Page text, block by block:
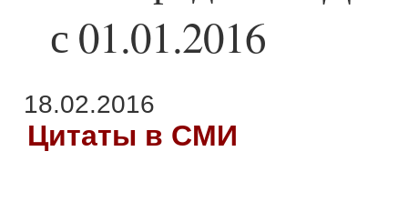
с 01.01.2016
18.02.2016
Цитаты в СМИ